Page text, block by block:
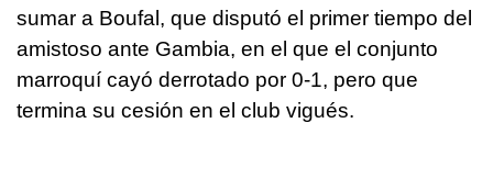
sumar a Boufal, que disputó el primer tiempo del
amistoso ante Gambia, en el que el conjunto
marroquí cayó derrotado por 0-1, pero que
termina su cesión en el club vigués.